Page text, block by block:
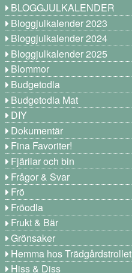
BLOGGJULKALENDER
Bloggjulkalender 2023
Bloggjulkalender 2024
Bloggjulkalender 2025
Blommor
Budgetodla
Budgetodla Mat
DIY
Dokumentär
Fina Favoriter!
Fjärilar och bin
Frågor & Svar
Frö
Fröodla
Frukt & Bär
Grönsaker
Hemma hos Trädgårdstrollet
Hiss & Diss